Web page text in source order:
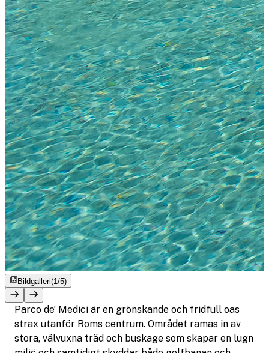
Bildgalleri(1/5)
Parco de’ Medici är en grönskande och fridfull oas
strax utanför Roms centrum. Området ramas in av
stora, välvuxna träd och buskage som skapar en lugn